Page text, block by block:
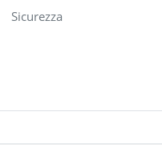
Sicurezza